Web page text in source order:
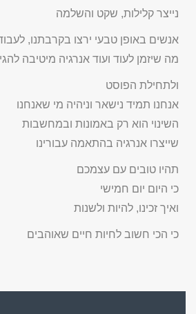
נייצר קלילות, שקט והשלמה
אנשים באופן טבעי ירצו בקרבתנו,
מה שיזמן לעוד ועוד אנרגיה מיטיבה
ולתחילת הפוסט
אנחנו תמיד נישאר וניהיה מי שאנחנו
השינוי הוא רק באמונות ובמחשבות
שייצרו אנרגיה בהתאמה עבורינו
תהיו טובים עם עצמכם
כי היום יום חמישי
ואיך זכינו, להיות ולשנות
כי הכי חשוב לחיות חיים שאוהבים